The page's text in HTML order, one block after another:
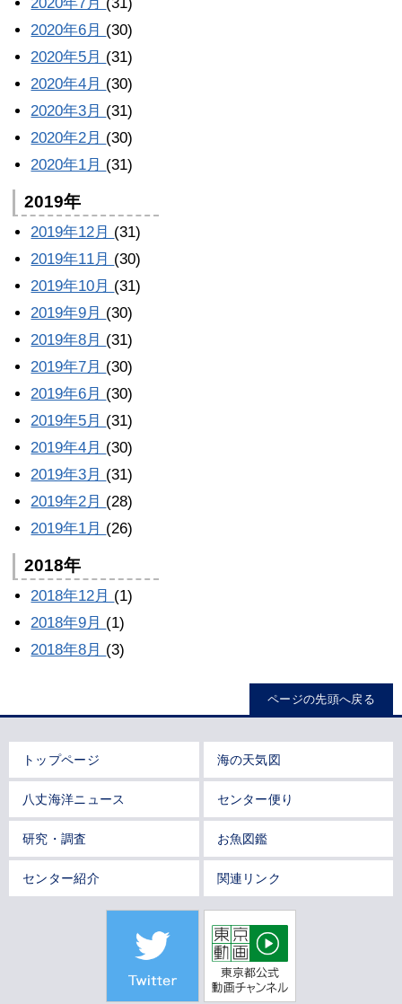
2020年6月 (30)
2020年5月 (31)
2020年4月 (30)
2020年3月 (31)
2020年2月 (30)
2020年1月 (31)
2019年
2019年12月 (31)
2019年11月 (30)
2019年10月 (31)
2019年9月 (30)
2019年8月 (31)
2019年7月 (30)
2019年6月 (30)
2019年5月 (31)
2019年4月 (30)
2019年3月 (31)
2019年2月 (28)
2019年1月 (26)
2018年
2018年12月 (1)
2018年9月 (1)
2018年8月 (3)
ページの先頭へ戻る
トップページ 海の天気図
八丈海洋ニュース センター便り
研究・調査 お魚図鑑
センター紹介 関連リンク